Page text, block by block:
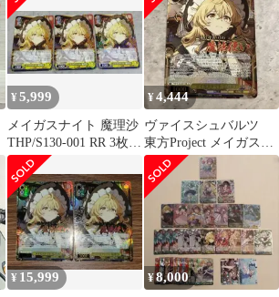
¥5,999
メイガスナイト 魔理沙
THP/S130-001 RR 3枚
ヴァイス
¥4,444
ヴァイスシュバルツ
東方Project メイガスナ
イト 魔理沙 SR
¥ 15,999 ¥8,000